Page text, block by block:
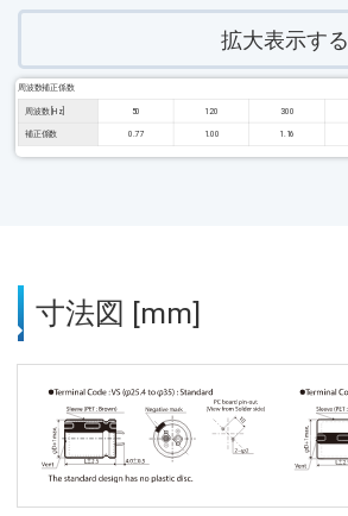
拡大表示する
周波数補正係数
周波数 [Hz] 50 120 300
補正係数 0.77 1.00 1.16
寸法図 [mm]